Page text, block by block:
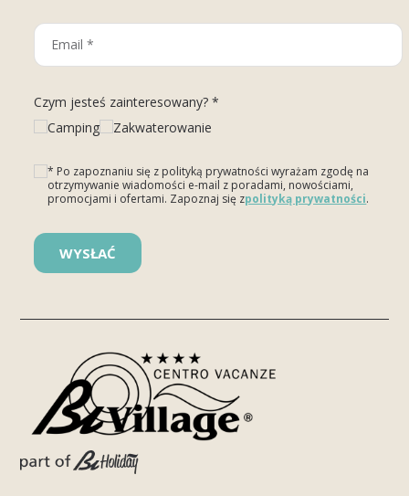
Czym jesteś zainteresowany? *
Camping
Zakwaterowanie
* Po zapoznaniu się z polityką prywatności wyrażam zgodę na
otrzymywanie wiadomości e-mail z poradami, nowościami,
promocjami i ofertami. Zapoznaj się zpolityką prywatności.
Please leave this field empty.